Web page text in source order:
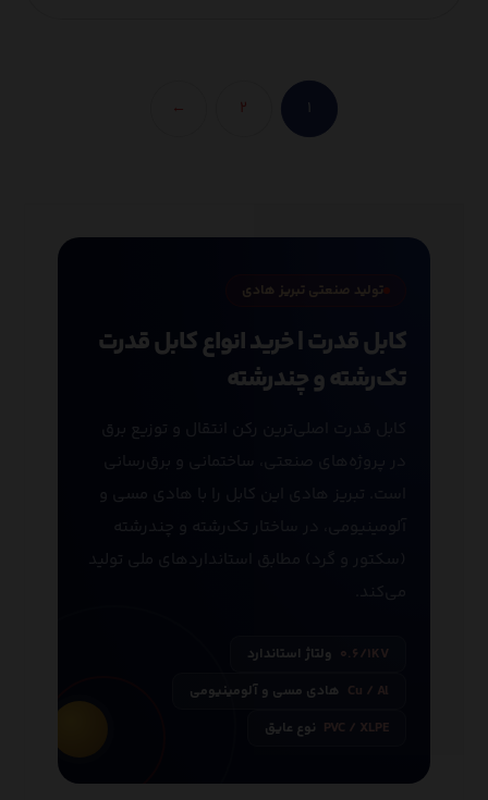
۱ ۲ ←
تولید صنعتی تبریز هادی
کابل قدرت | خرید انواع کابل قدرت
تک‌رشته و چندرشته
۰.۶/۱KV ولتاژ استاندارد
Cu / Al هادی مسی و آلومینیومی
PVC / XLPE نوع عایق